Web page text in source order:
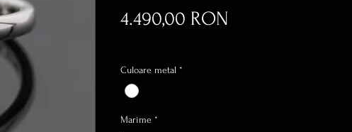
4.490,00 RON
Culoare metal *
Marime *